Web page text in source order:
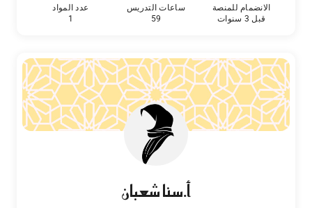
الانضمام للمنصة
قبل 3 سنوات
ساعات التدريس
59
عدد المواد
1
أ.سنا شعبان